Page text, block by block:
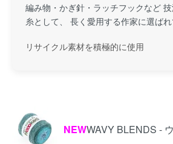
編み物・かぎ針・ラッチフックなど
糸として、 長く愛用する作家に選ばれ
リサイクル素材を積極的に使用
カテゴリー一覧
NEWWAVY BLENDS -